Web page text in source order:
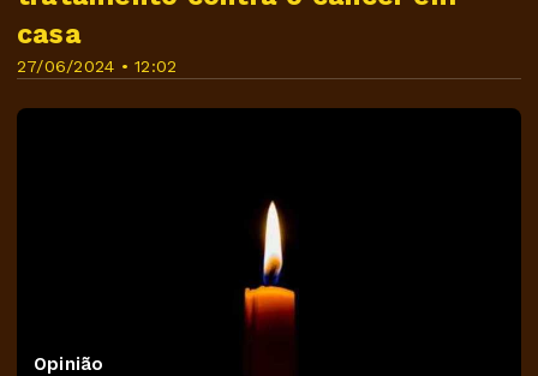
27/06/2024 • 12:02
casa
Opinião